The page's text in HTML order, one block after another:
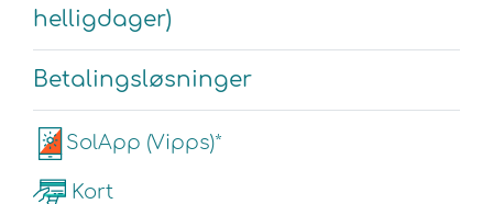
helligdager)
Betalingsløsninger
SolApp (Vipps)*
Kort